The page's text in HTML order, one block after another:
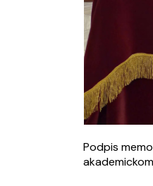
Podpis